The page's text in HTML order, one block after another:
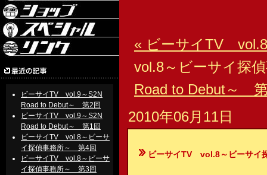
ビーサイTV vol.9～S2N
Road to Debut～ 第2回
ビーサイTV vol.9～S2N
Road to Debut～ 第1回
ビーサイTV vol.8～ビーサ
イ探偵事務所～ 第4回
ビーサイTV vol.8～ビーサ
イ探偵事務所～ 第3回
« ビーサイTV
vol.8～ビーサイ探
Road to Debut～
2010年06月11日
ビーサイTV vol.8～ビーサイ